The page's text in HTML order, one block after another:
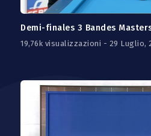
19,76k visualizzazioni - 29 Luglio,